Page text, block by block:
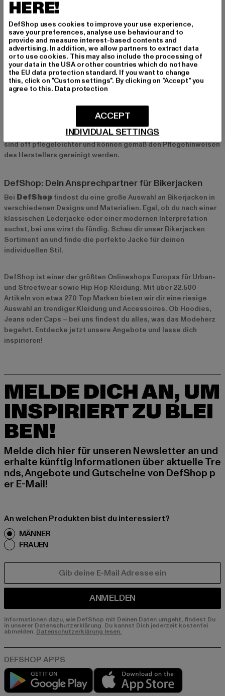
Lässigkeit und Stil. Selbst bei formelleren Anlässen kann eine
das Outfit auflockern.
Pflegehinweise für Bikerjacken
Damit deine Bikerjacke lange gut aussieht, ist die richtige
Pflege wichtig. Lederjacken sollten regelmäßig mit speziellen
Lederpflegemitteln behandelt werden, um das Material
Vermeide es, die Jacke in der Waschmaschine zu waschen.
und an der Luft trocknen lassen. Kunstleder- und Stoffjacken
sind oft pflegeleichter und können gemäß den Pflegehinweisen
des Herstellers gereinigt werden.
DefShop: Dein Ansprechpartner für Bikerjacken
Bei DefShop findest du eine große Auswahl an Bikerjacken in
verschiedenen Designs und Materialien. Egal, ob du nach einer
klassischen Lederjacke oder einer modernen Interpretation
suchst, bei uns wirst du fündig. Schau dir unser Bikerjacken
Sortiment an und finde die perfekte Jacke für deinen
individuellen Stil.
DefShop ist einer der größten Onlineshops Europas für Urban-
und Streetwear sowie Hip Hop Kleidung. Mit über 22.500
Artikeln von etwa 270 Top Marken bieten wir dir eine riesige
Auswahl an trendiger Kleidung und Accessoires. Ob Hoodies,
Jeans oder Caps – bei uns findest du alles, was das Modeherz
begehrt. Entdecke jetzt unsere Angebote und lasse dich
inspirieren!
MELDE DICH AN, UM
INSPIRIERT ZU BLEI
BEN!
Melde dich hier für unseren Newsletter an und
erhalte künftig Informationen über aktuelle Tre
nds, Angebote und Gutscheine von DefShop p
er E-Mail!
An welchen Produkten bist du interessiert?
MÄNNER
FRAUEN
ANMELDEN
Informationen dazu, wie DefShop mit Deinen Daten umgeht, findest Du
in unserer Datenschutzerklärung. Du kannst Dich jederzeit kostenfei
abmelden. Datenschutzerklärung lesen.
Play market
HERE!
DefShop uses cookies to improve your use experience,
save your preferences, analyse use behaviour and to
provide and measure interest-based contents and
advertising. In addition, we allow partners to extract data
or to use cookies. This may also include the processing of
your data in the USA or other countries which do not have
the EU data protection standard. If you want to change
this, click on "Custom settings". By clicking on "Accept" you
agree to this. Data protection
INDIVIDUAL SETTINGS
ACCEPT